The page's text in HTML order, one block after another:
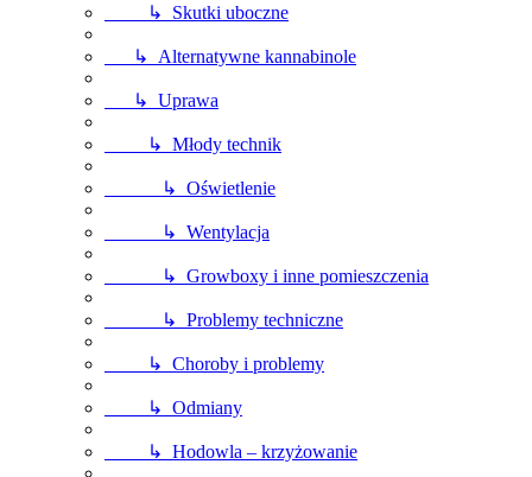
↳ Skutki uboczne
↳ Alternatywne kannabinole
↳ Uprawa
↳ Młody technik
↳ Oświetlenie
↳ Wentylacja
↳ Growboxy i inne pomieszczenia
↳ Problemy techniczne
↳ Choroby i problemy
↳ Odmiany
↳ Hodowla – krzyżowanie